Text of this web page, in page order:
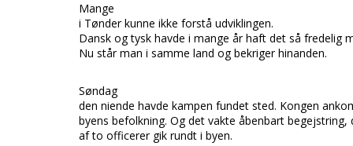
Mange
i Tønderkunne ikke forstå udviklingen.
Dansk og tysk havde i mange år haft det så fredelig
Nu står man i samme land og bekriger hinanden.
Søndag
den niende havde kampen fundet sted. Kongen
byens befolkning. Og det vakte åbenbart begejstring,
af to officerer gik rundt i byen.